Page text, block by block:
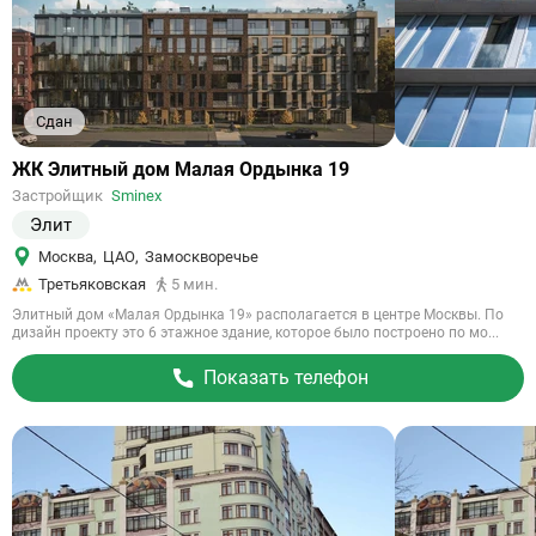
Сдан
Ссылка
объект
ЖК Элитный дом Малая Ордынка 19
Застройщик Sminex
Элит
Москва, ЦАО, Замоскворечье
Третьяковская
5 мин.
Элитный дом «Малая Ордынка 19» располагается в центре Москвы. По
дизайн проекту это 6 этажное здание, которое было построено по мо...
Показать телефон